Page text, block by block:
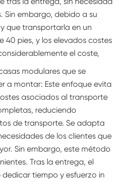
embargo, debido a su
que transportarla en un
pies, y los elevados costes
el coste,
modulares que se
a montar: Este enfoque evita
asociados al transporte
reduciendo
de transporte. Se adapta
de los clientes que
Sin embargo, este método
Tras la entrega, el
tiempo y esfuerzo in